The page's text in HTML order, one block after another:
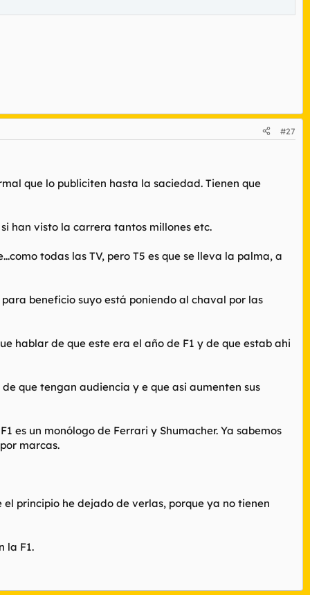
#27
que lo publiciten hasta la saciedad. Tienen que
han visto la carrera tantos millones etc.
todas las TV, pero T5 es que se lleva la palma, a
beneficio suyo está poniendo al chaval por las
hablar de que este era el año de F1 y de que estab ahi
que tengan audiencia y e que asi aumenten sus
es un monólogo de Ferrari y Shumacher. Ya sabemos
marcas.
principio he dejado de verlas, porque ya no tienen
la F1.